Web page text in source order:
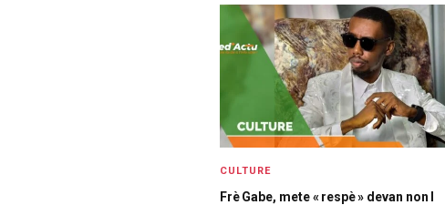
CULTURE
Frè Gabe, mete « respè » devan non l